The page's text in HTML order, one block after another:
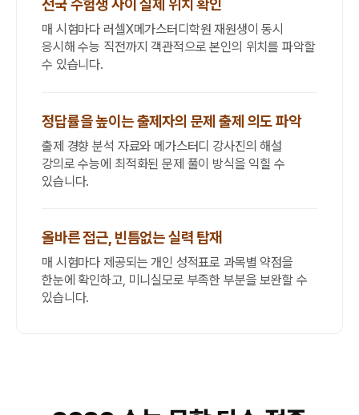
전국 수험생 사이 실제 위치 확인
매 시험마다 러셀X메가스터디학원 재원생이 동시
응시해 수능 직전까지 객관적으로 본인의 위치를 파악할
수 있습니다.
정답률을 높이는 출제자의 문제 출제 의도 파악
출제 경향 분석 자료와 메가스터디 강사진의 해설
강의로 수능에 최적화된 문제 풀이 방식을 익힐 수
있습니다.
올바른 접근, 빈틈없는 실력 탑재
매 시험마다 제공되는 개인 성적표로 과목별 약점을
한눈에 확인하고, 미니실모로 부족한 부분을 보완할 수
있습니다.